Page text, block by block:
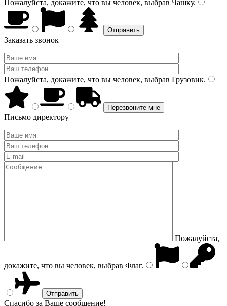
Пожалуйста, докажите, что вы человек, выбрав Чашку.
Заказать звонок
Пожалуйста, докажите, что вы человек, выбрав Грузовик.
Письмо директору
Пожалуйста,
докажите, что вы человек, выбрав Флаг.
Спасибо за Ваше сообщение!